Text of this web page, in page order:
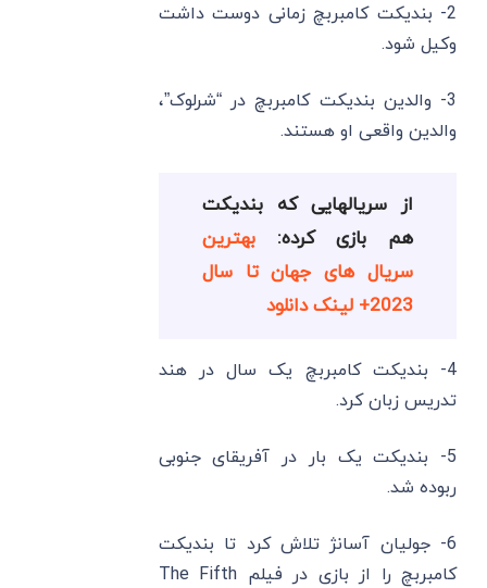
2- بندیکت کامبربچ زمانی دوست داشت
وکیل شود.
3- والدین بندیکت کامبربچ در “شرلوک”،
والدین واقعی او هستند.
از سریالهایی که بندیکت
هم بازی کرده:بهترین
سریال های جهان تا سال
2023+ لینک دانلود
4- بندیکت کامبربچ یک سال در هند
تدریس زبان کرد.
5- بندیکت یک بار در آفریقای جنوبی
ربوده شد.
6- جولیان آسانژ تلاش کرد تا بندیکت
کامبربچ را از بازی در فیلم The Fifth